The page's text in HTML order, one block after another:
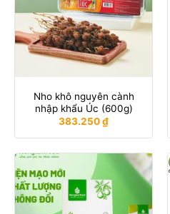
Nho khô nguyên cành
nhập khẩu Úc (600g)
383.250₫